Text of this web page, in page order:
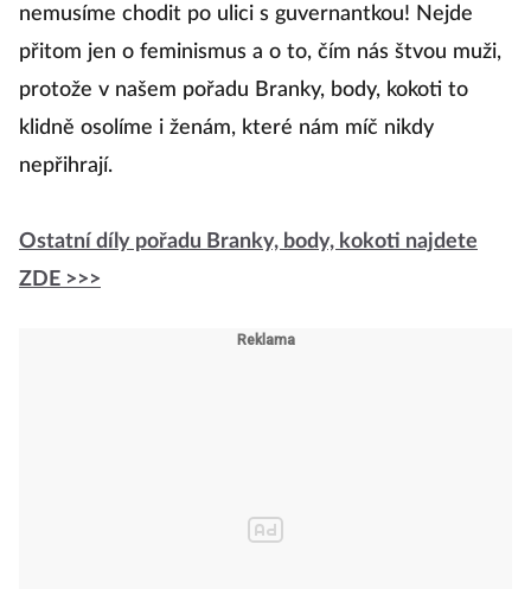
nemusíme chodit po ulici s guvernantkou! Nejde
přitom jen o feminismus a o to, čím nás štvou muži,
protože v našem pořadu Branky, body, kokoti to
klidně osolíme i ženám, které nám míč nikdy
nepřihrají.
Ostatní díly pořadu Branky, body, kokoti najdete
ZDE >>>